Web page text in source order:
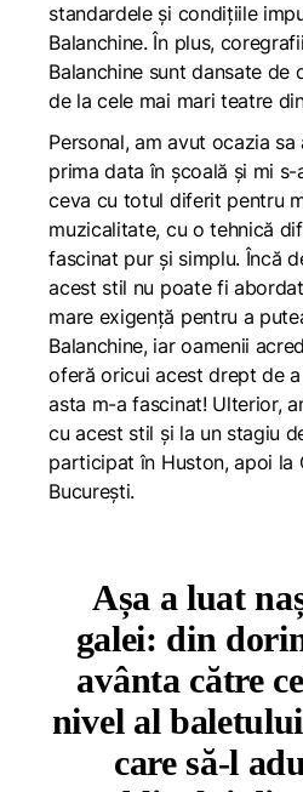
standardele și condițiile
Balanchine. În plus,
Balanchine sunt dansate de
de la cele mai mari teatre
Personal, am avut ocazia
prima data în școală și mi
ceva cu totul diferit pentru
muzicalitate, cu o tehnică
fascinat pur și simplu. Încă
acest stil nu poate fi
mare exigență pentru a
Balanchine, iar oamenii
oferă oricui acest drept de
asta m-a fascinat! Ulterior,
cu acest stil și la un stagiu
participat în Huston, apoi la
București.
Așa a luat
galei: din
avânta către
nivel al
care să-l